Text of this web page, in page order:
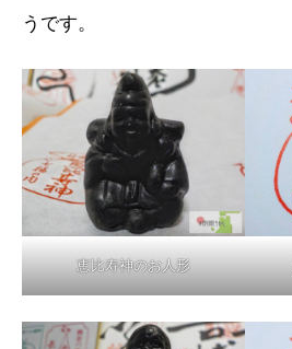
うです。
恵比寿神のお人形